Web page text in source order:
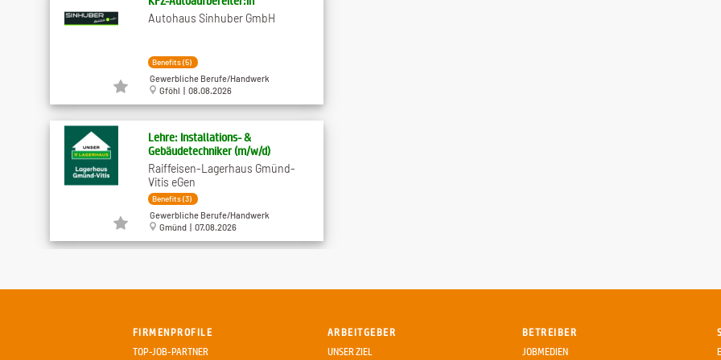
Autohaus Sinhuber GmbH
Benefits (5)
Gewerbliche Berufe/Handwerk
Gföhl | 08.08.2026
Lehre: Installations- &
Gebäudetechniker (m/w/d)
Raiffeisen-Lagerhaus Gmünd-
Vitis eGen
Benefits (3)
Gewerbliche Berufe/Handwerk
Gmünd | 07.08.2026
Fertigteilhausmontage (m​/w)
Benefits (3)
Gewerbliche Berufe/Handwerk
FIRMENPROFILE
TOP-JOB-PARTNER
ARBEITGEBER
UNSER ZIEL
BETREIBER
JOBMEDIEN